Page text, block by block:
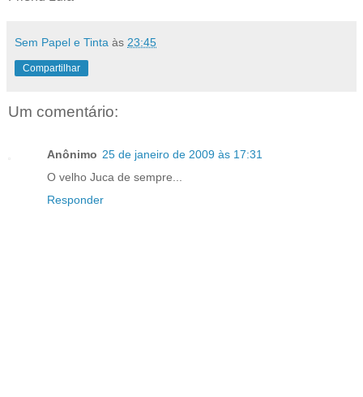
Sem Papel e Tinta às 23:45
Compartilhar
Um comentário:
Anônimo 25 de janeiro de 2009 às 17:31
O velho Juca de sempre...
Responder